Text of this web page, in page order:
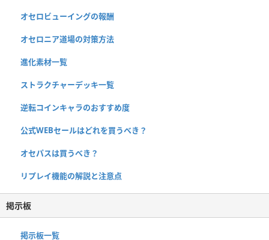
オセロビューイングの報酬
オセロニア道場の対策方法
進化素材一覧
ストラクチャーデッキ一覧
逆転コインキャラのおすすめ度
公式WEBセールはどれを買うべき？
オセパスは買うべき？
リプレイ機能の解説と注意点
掲示板
掲示板一覧